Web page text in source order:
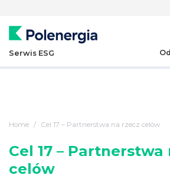
Serwis ESG
Home Cel 17 – Partnerstwa na rzecz celów
Cel 17 – Partnerstwa
celów